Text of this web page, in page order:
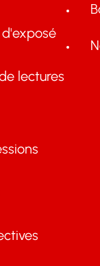
d'exposé
lectures